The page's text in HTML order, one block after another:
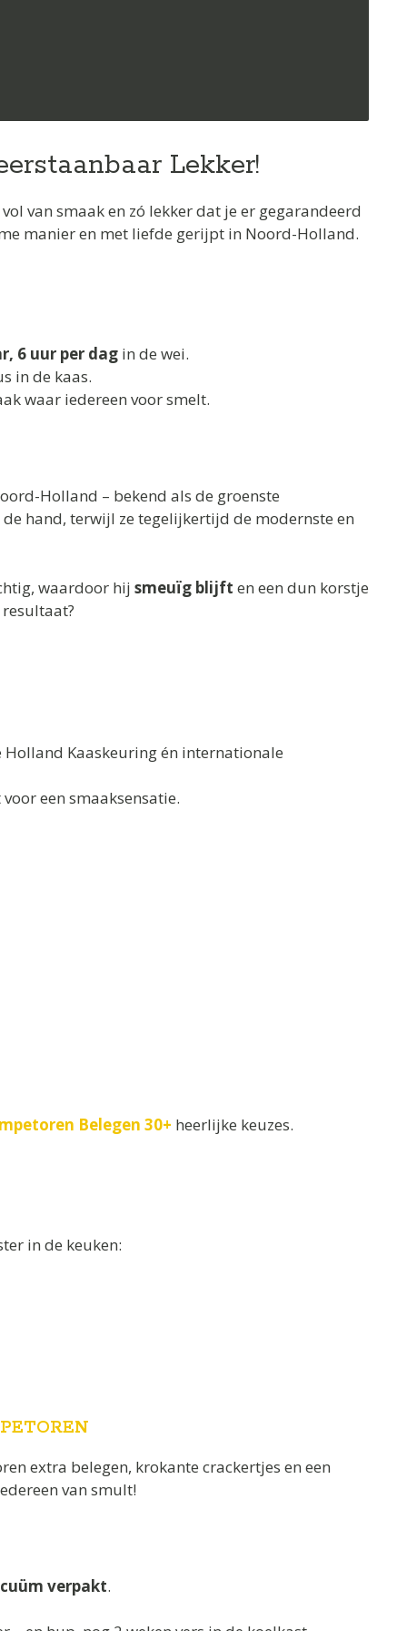
Lekker!
van smaak en zó lekker dat je er gegarandeerd
manier en met liefde gerijpt in Noord-Holland.
6 uur per dag in de wei.
in de kaas.
waar iedereen voor smelt.
Holland – bekend als de groenste
hand, terwijl ze tegelijkertijd de modernste en
waardoor hij smeuïg blijft en een dun korstje
Holland Kaaskeuring én internationale
een smaaksensatie.
Belegen 30+ heerlijke keuzes.
in de keuken:
extra belegen, krokante crackertjes en een
van smult!
verpakt.